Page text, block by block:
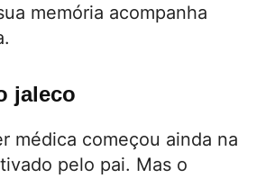
memória acompanha
jaleco
médica começou ainda na
pelo pai. Mas o